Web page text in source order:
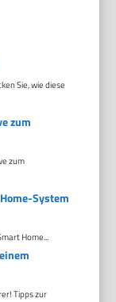
Sie, wie diese
zum
zum
System
Home...
Tipps zur